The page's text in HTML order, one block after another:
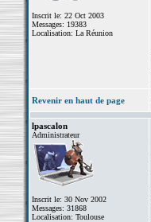
Inscrit le: 22 Oct 2003
Messages: 19383
Localisation: La Réunion
Revenir en haut de page
lpascalon
Administrateur
Inscrit le: 30 Nov 2002
Messages: 31868
Localisation: Toulouse